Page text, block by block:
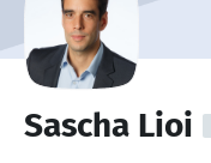
Sascha Lioi